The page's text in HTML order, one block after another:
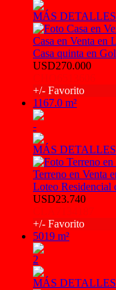
MÁS DETALLES
Casa en Venta en
Casa quinta en
USD270.000
+/- Favorito
1167.0 m²
-
MÁS DETALLES
Terreno en Venta
Loteo Residencial
USD23.740
+/- Favorito
5019 m²
2
MÁS DETALLES